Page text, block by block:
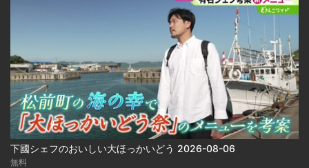
下國シェフのおいしい大ほっかいどう 2026-08-06
無料